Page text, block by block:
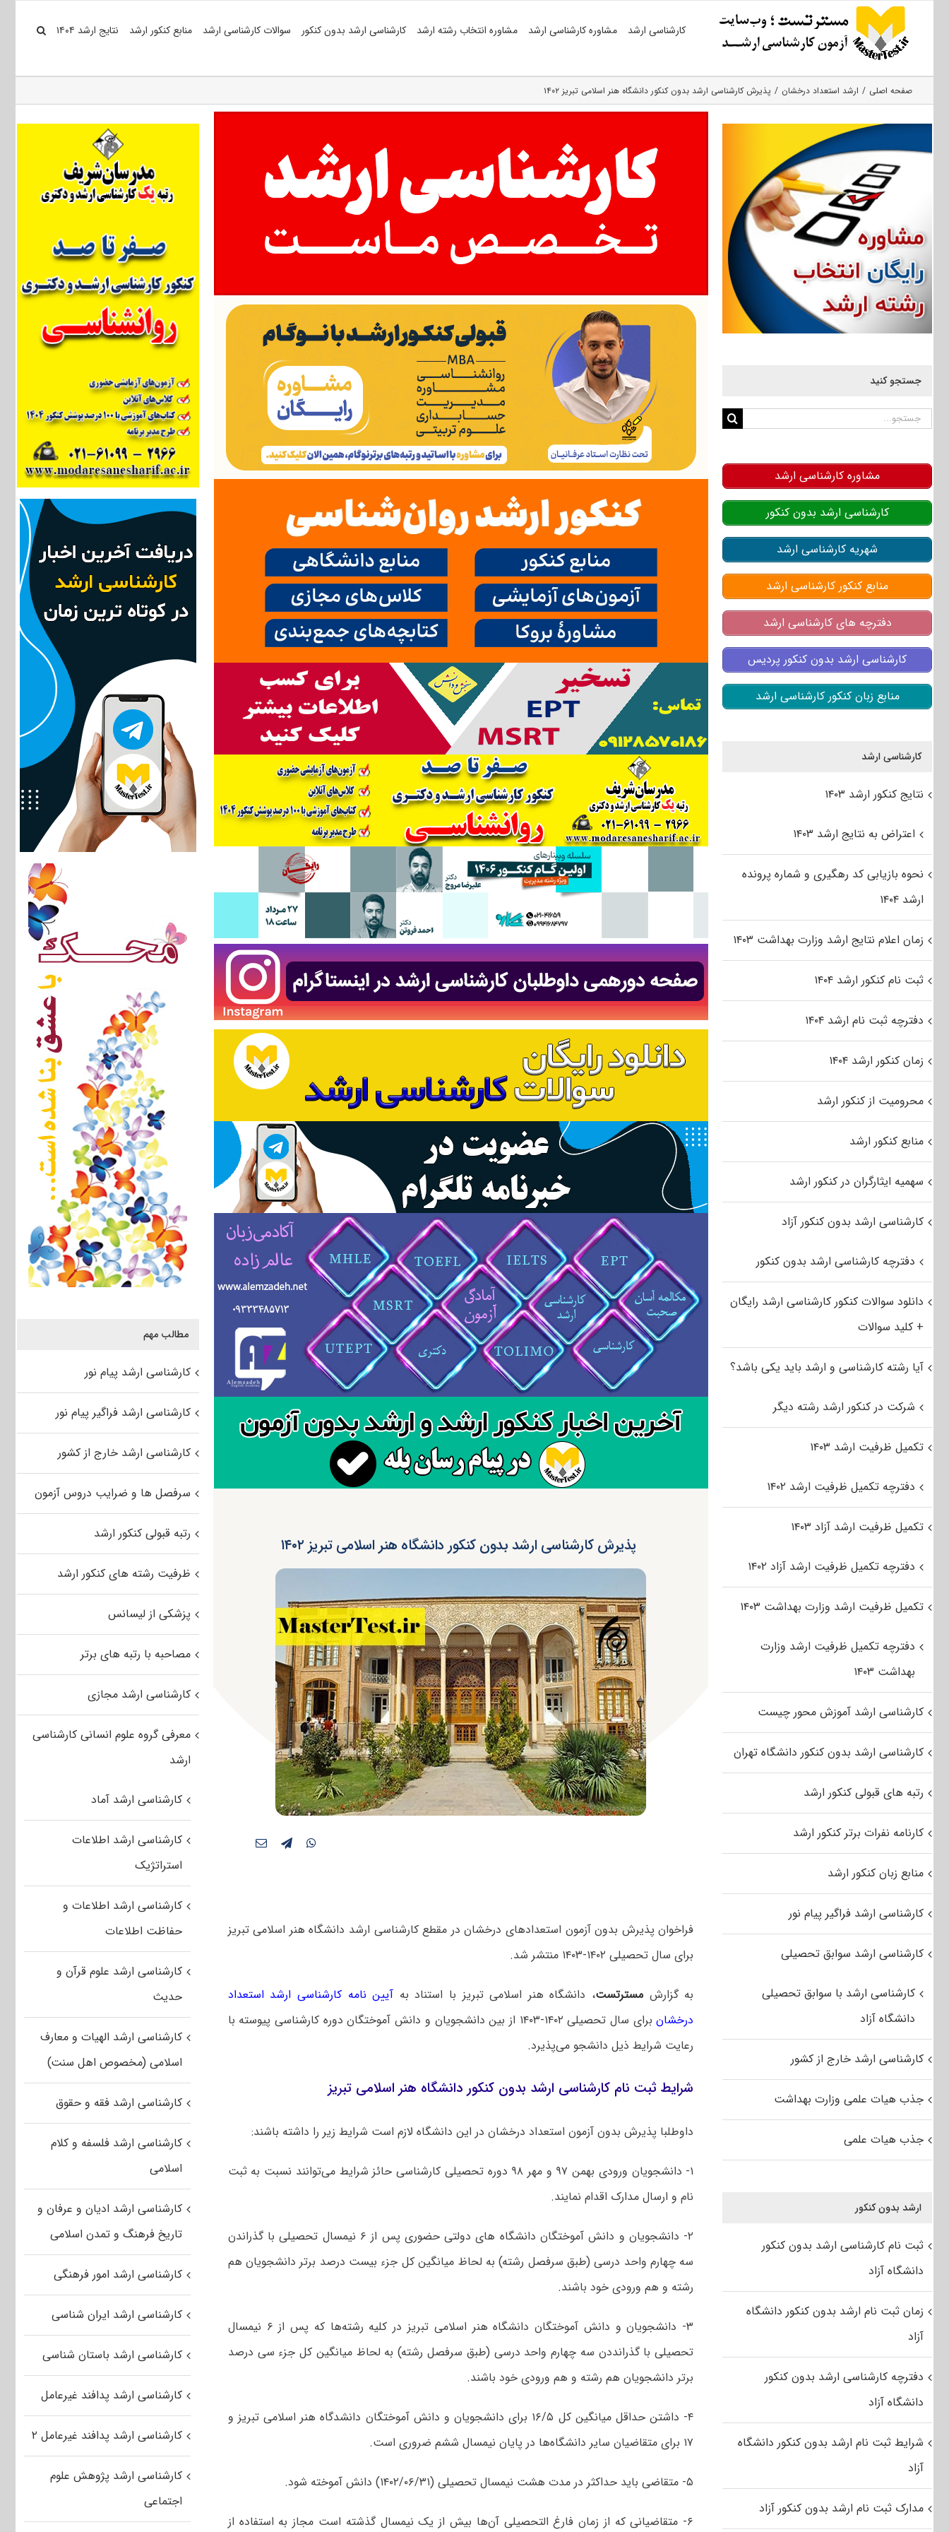
کارشناسی ارشد مشاوره کارشناسی ارشد مشاوره انتخاب رشته ارشد کارشناسی ارشد بدون کنکور سوالات کارشناسی ارشد منابع کنکور ارشد نتایج ارشد ۱۴۰۴
صفحه اصلی ارشد استعداد درخشان پذیرش کارشناسی ارشد بدون کنکور دانشگاه هنر اسلامی تبریز ۱۴۰۲
پذیرش کارشناسی ارشد بدون کنکور دانشگاه هنر اسلامی تبریز ۱۴۰۲
فراخوان پذیرش بدون آزمون استعدادهای درخشان در مقطع کارشناسی ارشد دانشگاه هنر اسلامی تبریز
برای سال تحصیلی ۱۴۰۲-۱۴۰۳ منتشر شد.
به گزارش مسترتست، دانشگاه هنر اسلامی تبریز با استناد به آیین نامه کارشناسی ارشد استعداد
درخشان
برای سال تحصیلی ۱۴۰۲-۱۴۰۳ از بین دانشجویان و دانش آموختگان دوره کارشناسی پیوسته با
رعایت شرایط ذیل دانشجو می‌پذیرد.
شرایط ثبت نام کارشناسی ارشد بدون کنکور دانشگاه هنر اسلامی تبریز
داوطلبا پذیرش بدون آزمون استعداد درخشان در این دانشگاه لازم است شرایط زیر را داشته باشند:
۱- دانشجویان ورودی بهمن ۹۷ و مهر ۹۸ دوره تحصیلی کارشناسی حائز شرایط می‌توانند نسبت به ثبت
نام و ارسال مدارک اقدام نمایند.
۲- دانشجویان و دانش آموختگان دانشگاه های دولتی حضوری پس از ۶ نیمسال تحصیلی با گذراندن
سه چهارم واحد درسی (طبق سرفصل رشته) به لحاظ میانگین کل جزء بیست درصد برتر دانشجویان هم
رشته و هم ورودی خود باشند.
۳- دانشجویان و دانش آموختگان دانشگاه هنر اسلامی تبریز در کلیه رشته‌ها که پس از ۶ نیمسال
تحصیلی با گذرانددن سه چهارم واحد درسی (طبق سرفصل رشته) به لحاظ میانگین کل جزء سی درصد
برتر دانشجویان هم رشته و هم ورودی خود باشند.
۴- داشتن حداقل میانگین کل ۱۶/۵ برای دانشجویان و دانش آموختگان دانشدگاه هنر اسلامی تبریز و
۱۷ برای متقاضیان سایر دانشگاه‌ها در پایان نیمسال ششم ضروری است.
۵- متقاضی باید حداکثر در مدت هشت نیمسال تحصیلی (۱۴۰۲/۰۶/۳۱) دانش آموخته شود.
۶- متقاضیانی که از زمان فارغ التحصیلی آن‌ها بیش از یک نیمسال گذشته است مجاز به استفاده از
مطالب مهم
کارشناسی ارشد پیام نور
کارشناسی ارشد فراگیر پیام نور
کارشناسی ارشد خارج از کشور
سرفصل ها و ضرایب دروس آزمون
رتبه قبولی کنکور ارشد
ظرفیت رشته های کنکور ارشد
پزشکی از لیسانس
مصاحبه با رتبه های برتر
کارشناسی ارشد مجازی
معرفی گروه علوم انسانی کارشناسی
ارشد
کارشناسی ارشد آماد
کارشناسی ارشد اطلاعات
استراتژیک
کارشناسی ارشد اطلاعات و
حفاظت اطلاعات
کارشناسی ارشد علوم قرآن و
حدیث
کارشناسی ارشد الهیات و معارف
اسلامی (مخصوص اهل سنت)
کارشناسی ارشد فقه و حقوق
کارشناسی ارشد فلسفه و کلام
اسلامی
کارشناسی ارشد ادیان و عرفان و
تاریخ فرهنگ و تمدن اسلامی
کارشناسی ارشد امور فرهنگی
کارشناسی ارشد ایران شناسی
کارشناسی ارشد باستان شناسی
کارشناسی ارشد پدافند غیرعامل
کارشناسی ارشد پدافند غیرعامل ۲
کارشناسی ارشد پژوهش علوم
اجتماعی
جستجو کنید
جستجو
مشاوره کارشناسی ارشد
کارشناسی ارشد بدون کنکور
شهریه کارشناسی ارشد
منابع کنکور کارشناسی ارشد
دفترچه های کارشناسی ارشد
کارشناسی ارشد بدون کنکور پردیس
منابع زبان کنکور کارشناسی ارشد
کارشناسی ارشد
نتایج کنکور ارشد ۱۴۰۳
اعتراض به نتایج ارشد ۱۴۰۳
نحوه بازیابی کد رهگیری و شماره پرونده
ارشد ۱۴۰۴
زمان اعلام نتایج ارشد وزارت بهداشت ۱۴۰۳
ثبت نام کنکور ارشد ۱۴۰۴
دفترچه ثبت نام ارشد ۱۴۰۴
زمان کنکور ارشد ۱۴۰۴
محرومیت از کنکور ارشد
منابع کنکور ارشد
سهمیه ایثارگران در کنکور ارشد
کارشناسی ارشد بدون کنکور آزاد
دفترچه کارشناسی ارشد بدون کنکور
دانلود سوالات کنکور کارشناسی ارشد رایگان
+ کلید سوالات
آیا رشته کارشناسی و ارشد باید یکی باشد؟
شرکت در کنکور ارشد رشته دیگر
تکمیل ظرفیت ارشد ۱۴۰۳
دفترچه تکمیل ظرفیت ارشد ۱۴۰۲
تکمیل ظرفیت ارشد آزاد ۱۴۰۳
دفترچه تکمیل ظرفیت ارشد آزاد ۱۴۰۲
تکمیل ظرفیت ارشد وزارت بهداشت ۱۴۰۳
دفترچه تکمیل ظرفیت ارشد وزارت
بهداشت ۱۴۰۳
کارشناسی ارشد آموزش محور چیست
کارشناسی ارشد بدون کنکور دانشگاه تهران
رتبه های قبولی کنکور ارشد
کارنامه نفرات برتر کنکور ارشد
منابع زبان کنکور ارشد
کارشناسی ارشد فراگیر پیام نور
کارشناسی ارشد سوابق تحصیلی
کارشناسی ارشد با سوابق تحصیلی
دانشگاه آزاد
کارشناسی ارشد خارج از کشور
جذب هیات علمی وزارت بهداشت
جذب هیات علمی
ارشد بدون کنکور
ثبت نام کارشناسی ارشد بدون کنکور
دانشگاه آزاد
زمان ثبت نام ارشد بدون کنکور دانشگاه
آزاد
دفترچه کارشناسی ارشد بدون کنکور
دانشگاه آزاد
شرایط ثبت نام ارشد بدون کنکور دانشگاه
آزاد
مدارک ثبت نام ارشد بدون کنکور آزاد